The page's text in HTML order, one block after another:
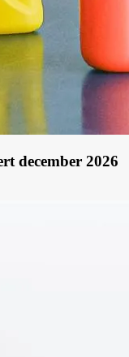
december 2026